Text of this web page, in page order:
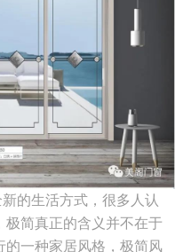
的生活方式，很多人认
极简真正的含义并不在于
的一种家居风格，极简风